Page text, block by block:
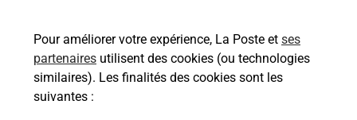
Pour améliorer votre expérience, La Poste et ses
partenaires utilisent des cookies (ou technologies
similaires). Les finalités des cookies sont les
suivantes :
En savoir plus
Malin !